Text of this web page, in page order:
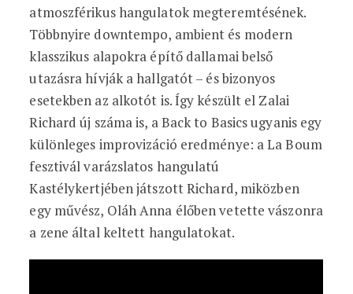
atmoszférikus hangulatok megteremtésének.
Többnyire downtempo, ambient és modern
klasszikus alapokra építő dallamai belső
utazásra hívják a hallgatót – és bizonyos
esetekben az alkotót is. Így készült el Zalai
Richard új száma is, a Back to Basics ugyanis egy
különleges improvizáció eredménye: a La Boum
fesztivál varázslatos hangulatú
Kastélykertjében játszott Richard, miközben
egy művész, Oláh Anna élőben vetette vászonra
a zene által keltett hangulatokat.